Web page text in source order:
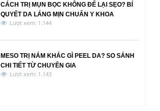
CÁCH TRỊ MỤN BỌC KHÔNG ĐỂ LẠI SẸO? BÍ
QUYẾT DA LÁNG MỊN CHUẨN Y KHOA
Lượt xem: 1.144
MESO TRỊ NÁM KHÁC GÌ PEEL DA? SO SÁNH
CHI TIẾT TỪ CHUYÊN GIA
Lượt xem: 1.143